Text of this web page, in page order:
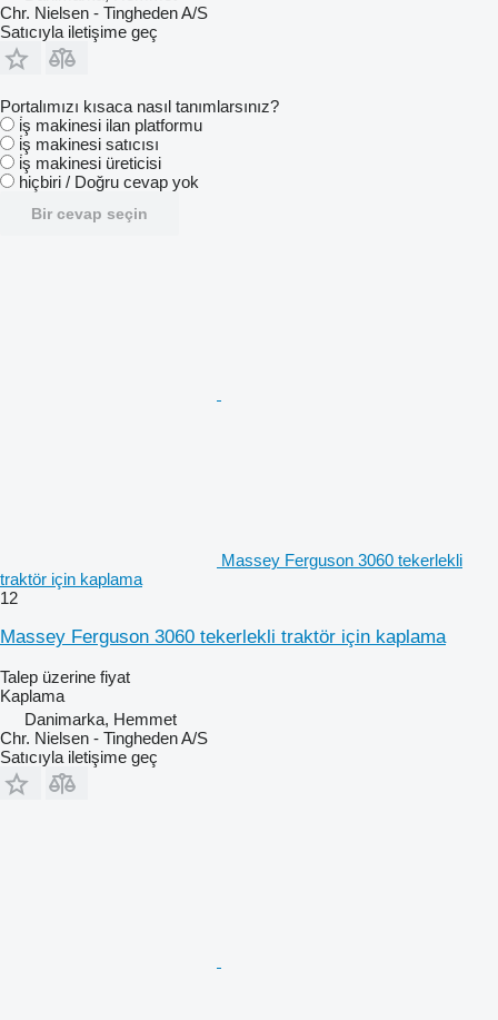
Chr. Nielsen - Tingheden A/S
Satıcıyla iletişime geç
Portalımızı kısaca nasıl tanımlarsınız?
i̇ş makinesi ilan platformu
i̇ş makinesi satıcısı
i̇ş makinesi üreticisi
hiçbiri / Doğru cevap yok
Bir cevap seçin
Massey Ferguson 3060 tekerlekli
traktör için kaplama
12
Massey Ferguson 3060 tekerlekli traktör için kaplama
Talep üzerine fiyat
Kaplama
Danimarka, Hemmet
Chr. Nielsen - Tingheden A/S
Satıcıyla iletişime geç